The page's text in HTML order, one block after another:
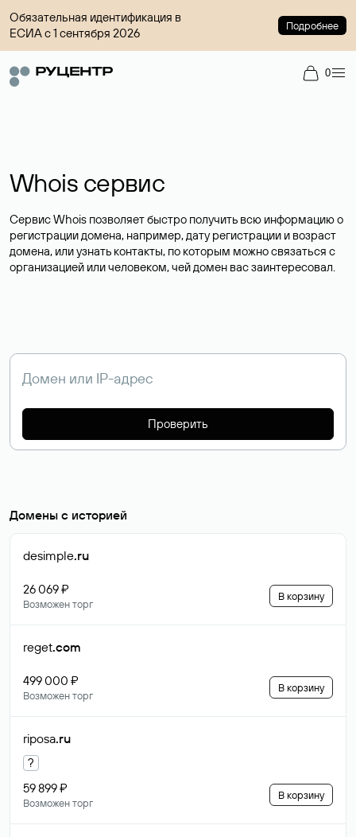
Обязательная идентификация в
ЕСИА с 1 сентября 2026
Подробнее
0
Whois сервис
Сервис Whois позволяет быстро получить всю информацию о
регистрации домена, например, дату регистрации и возраст
домена, или узнать контакты, по которым можно связаться с
организацией или человеком, чей домен вас заинтересовал.
Проверить
Домены с историей
desimple.ru
26 069 ₽
Возможен торг
В корзину
reget.com
499 000 ₽
Возможен торг
В корзину
riposa.ru
?
59 899 ₽
Возможен торг
В корзину